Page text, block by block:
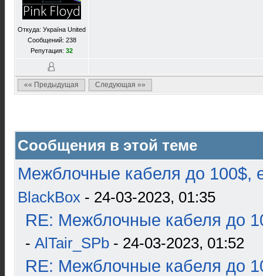
Откуда: Україна United
Сообщений: 238
Репутация: 32
«« Предыдущая Следующая »»
Сообщения в этой теме
Межблочные кабеля до 100$,
BlackBox - 24-03-2023, 01:35
RE: Межблочные кабеля до
- AlTair_SPb - 24-03-2023, 01:52
RE: Межблочные кабеля до